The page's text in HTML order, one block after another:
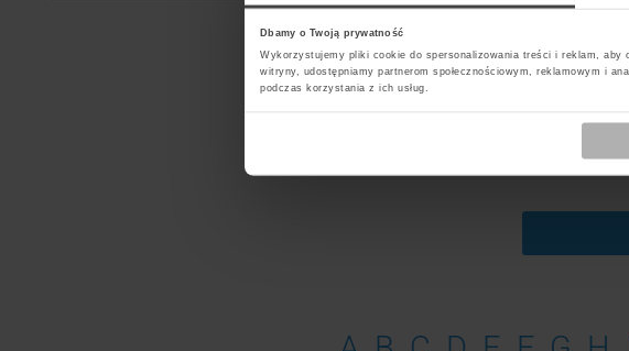
Dbamy o Twoją prywatność
Wykorzystujemy pliki cookie do spersonalizowania treści i reklam,
witryny, udostępniamy partnerom społecznościowym, reklamowym i
podczas korzystania z ich usług.
Search